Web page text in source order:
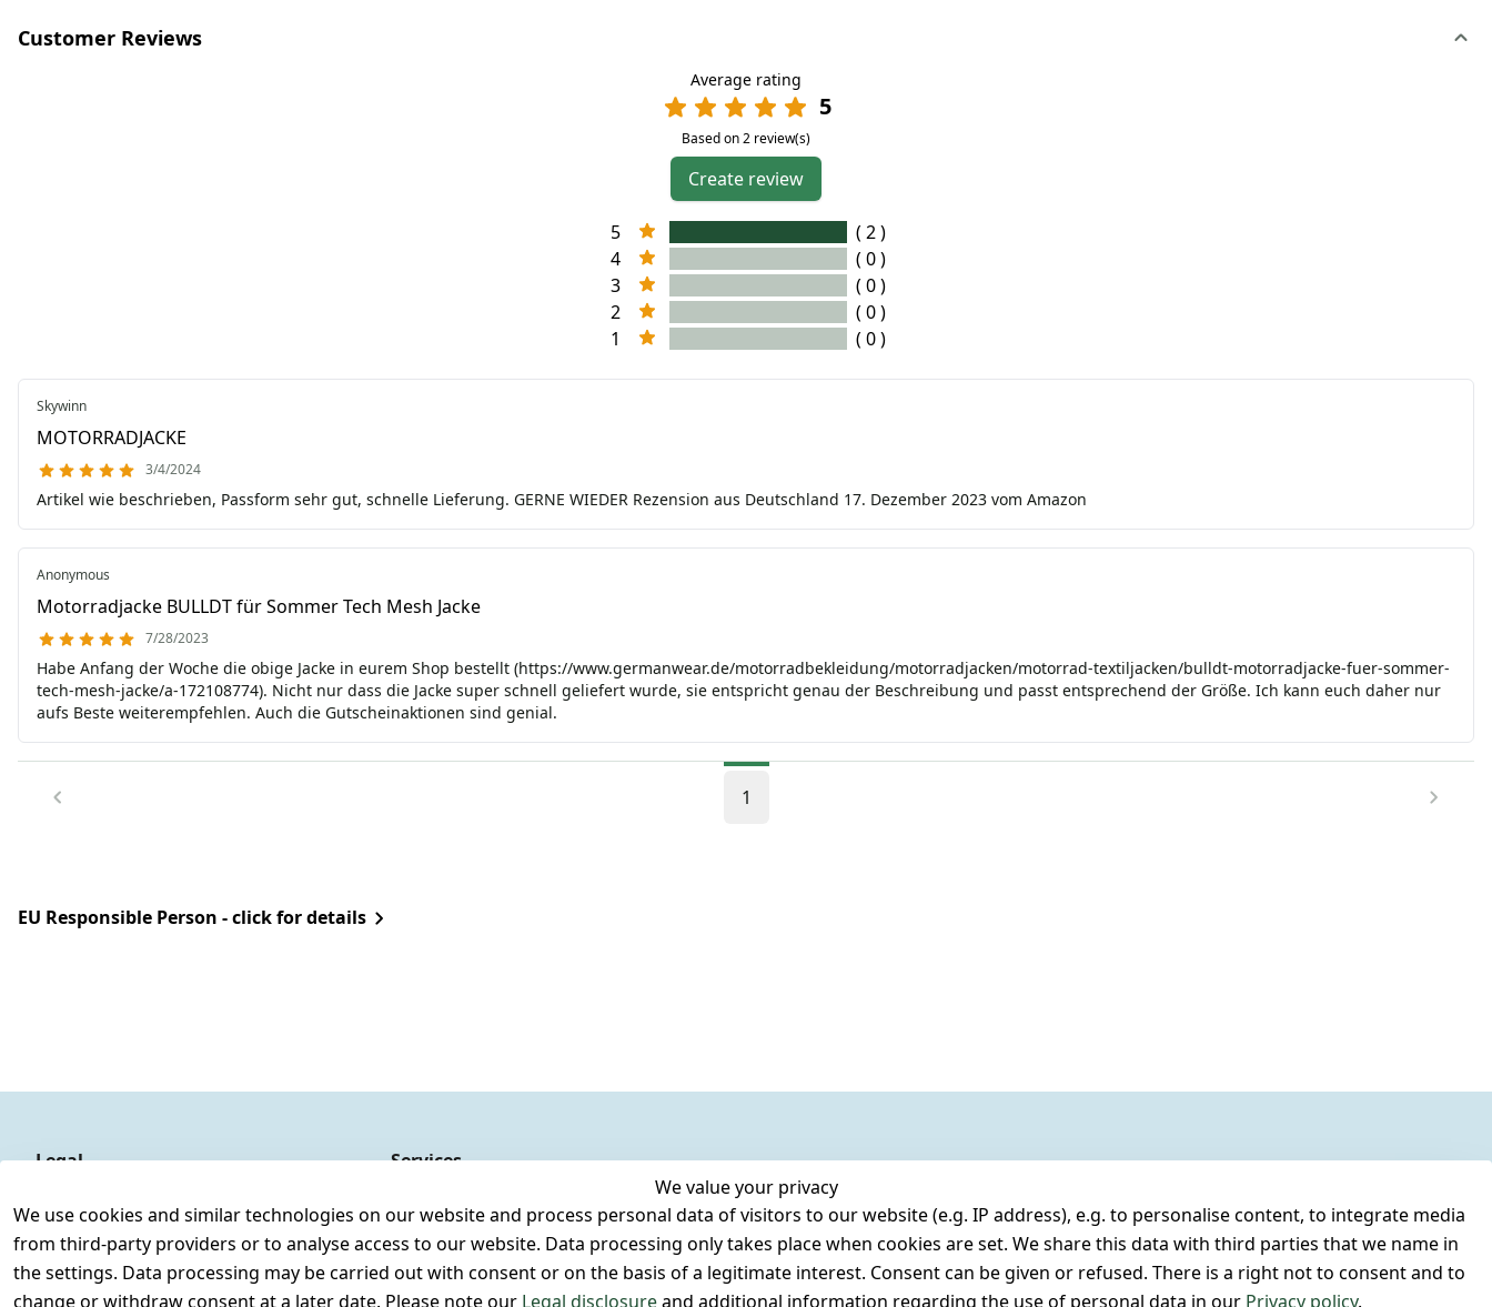
Customer Reviews
Average rating
5
Based on 2 review(s)
Create review
5
( 2 )
4
( 0 )
3
( 0 )
2
( 0 )
1
( 0 )
Skywinn
MOTORRADJACKE
3/4/2024
Artikel wie beschrieben, Passform sehr gut, schnelle Lieferung. GERNE WIEDER Rezension aus Deutschland 17. Dezember 2023 vom Amazon
Anonymous
Motorradjacke BULLDT für Sommer Tech Mesh Jacke
7/28/2023
Habe Anfang der Woche die obige Jacke in eurem Shop bestellt (https://www.germanwear.de/motorradbekleidung/motorradjacken/motorrad-textiljacken/bulldt-motorradjacke-fuer-sommer-
tech-mesh-jacke/a-172108774). Nicht nur dass die Jacke super schnell geliefert wurde, sie entspricht genau der Beschreibung und passt entsprechend der Größe. Ich kann euch daher nur
aufs Beste weiterempfehlen. Auch die Gutscheinaktionen sind genial.
1
EU Responsible Person - click for details
We value your privacy
We use cookies and similar technologies on our website and process personal data of visitors to our website (e.g. IP address), e.g. to personalise content, to integrate media
from third-party providers or to analyse access to our website. Data processing only takes place when cookies are set. We share this data with third parties that we name in
the settings. Data processing may be carried out with consent or on the basis of a legitimate interest. Consent can be given or refused. There is a right not to consent and to
change or withdraw consent at a later date. Please note our Legal disclosureand additional information regarding the use of personal data in our Privacy policy.
Legal
Legal disclosure
Privacy Policy
Declaration of accessibility
Services
Register